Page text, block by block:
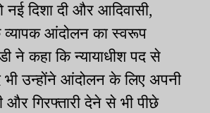
नई दिशा दी और आदिवासी,
व्यापक आंदोलन का स्वरूप
ने कहा कि न्यायाधीश पद से
भी उन्होंने आंदोलन के लिए अपनी
और गिरफ्तारी देने से भी पीछे